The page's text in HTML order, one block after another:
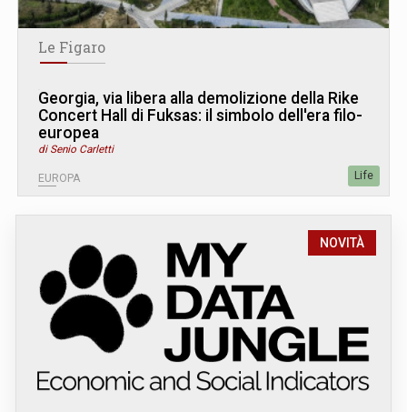
Le Figaro
Georgia, via libera alla demolizione della Rike
Concert Hall di Fuksas: il simbolo dell'era filo-
europea
di Senio Carletti
EUROPA Life
NOVITÀ